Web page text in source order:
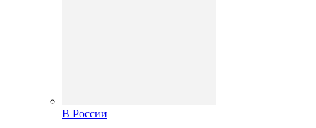
В России